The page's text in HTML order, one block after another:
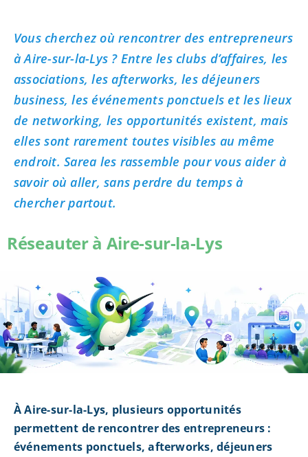
Vous cherchez où rencontrer des entrepreneurs
à Aire-sur-la-Lys ? Entre les clubs d’affaires, les
associations, les afterworks, les déjeuners
business, les événements ponctuels et les lieux
de networking, les opportunités existent, mais
elles sont rarement toutes visibles au même
endroit. Sarea les rassemble pour vous aider à
savoir où aller, sans perdre du temps à
chercher partout.
Réseauter à Aire-sur-la-Lys
À Aire-sur-la-Lys, plusieurs opportunités
permettent de rencontrer des entrepreneurs :
événements ponctuels, afterworks, déjeuners